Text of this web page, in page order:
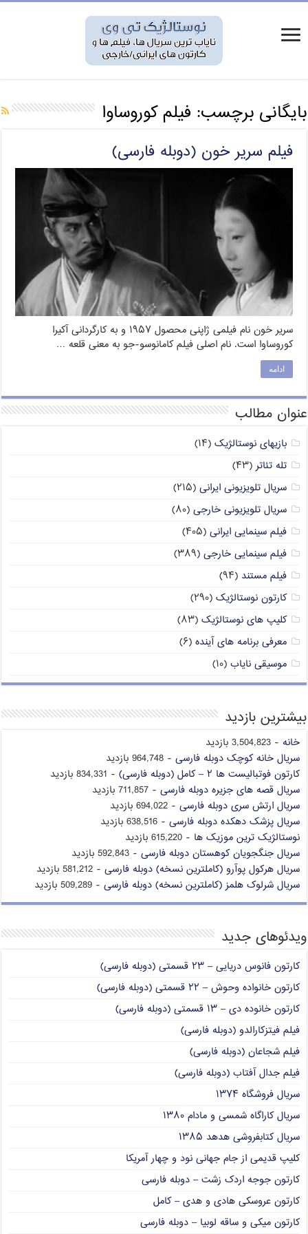
بایگانی برچسب: فیلم کوروساوا
فیلم سریر خون (دوبله فارسی)
سریر خون نام فیلمی ژاپنی محصول ۱۹۵۷ و به کارگردانی آکیرا
کوروساوا است. نام اصلی فیلم کامانوسو-جو به معنی قلعه …
ادامه
عنوان مطالب
بازیهای نوستالژیک (۱۴)
تله تئاتر (۴۳)
سریال تلویزیونی ایرانی (۲۱۵)
سریال تلویزیونی خارجی (۸۰)
فیلم سینمایی ایرانی (۴۰۵)
فیلم سینمایی خارجی (۳۸۹)
فیلم مستند (۹۴)
کارتون نوستالژیک (۲۹۰)
کلیپ های نوستالژیک (۸۳)
معرفی برنامه های آینده (۶)
موسیقی نایاب (۱۰)
بیشترین بازدید
خانه - 3,504,823 بازدید
سریال خانه کوچک دوبله فارسی - 964,748 بازدید
کارتون فوتبالیست ها ۲ – کامل (دوبله فارسی)
- 834,331 بازدید
سریال قصه های جزیره دوبله فارسی - 711,857 بازدید
سریال ارتش سری دوبله فارسی - 694,022 بازدید
سریال پزشک دهکده دوبله فارسی - 638,516 بازدید
نوستالژیک ترین موزیک ها - 615,220 بازدید
سریال جنگجویان کوهستان دوبله فارسی - 592,843 بازدید
سریال هرکول پوآرو (کاملترین نسخه) دوبله فارسی - 581,212 بازدید
سریال شرلوک هلمز (کاملترین نسخه) دوبله فارسی - 509,289 بازدید
ویدئوهای جدید
کارتون فانوس دریایی – ۲۳ قسمتی (دوبله فارسی)
کارتون خانواده وحوش – ۲۲ قسمتی (دوبله فارسی)
کارتون خانوده دی – ۱۳ قسمتی (دوبله فارسی)
فیلم فیتزکارالدو (دوبله فارسی)
فیلم شجاعان (دوبله فارسی)
فیلم جدال آفتاب (دوبله فارسی)
سریال فروشگاه ۱۳۷۴
سریال کاراگاه شمسی و مادام ۱۳۸۰
سریال کتابفروشی هدهد ۱۳۸۵
کلیپ قدیمی از جام جهانی نود و چهار آمریکا
کارتون جوجه اردک زشت – دوبله فارسی
کارتون عروسکی هادی و هدی – کامل
کارتون میکی و ساقه لوبیا – دوبله فارسی